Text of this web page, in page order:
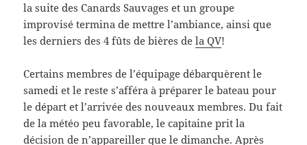
la suite des Canards Sauvages et un groupe
improvisé termina de mettre l’ambiance, ainsi que
les derniers des 4 fûts de bières dela QV!
Certains membres de l’équipage débarquèrent le
samedi et le reste s’afféra à préparer le bateau pour
le départ et l’arrivée des nouveaux membres. Du fait
de la météo peu favorable, le capitaine prit la
décision de n’appareiller que le dimanche. Après